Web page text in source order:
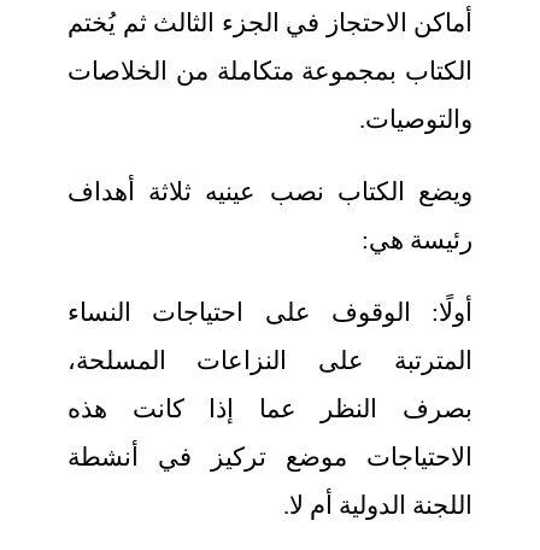
أماكن الاحتجاز في الجزء الثالث ثم يُختم
الكتاب بمجموعة متكاملة من الخلاصات
والتوصيات.
ويضع الكتاب نصب عينيه ثلاثة أهداف
رئيسة هي:
أولًا: الوقوف على احتياجات النساء
المترتبة على النزاعات المسلحة،
بصرف النظر عما إذا كانت هذه
الاحتياجات موضع تركيز في أنشطة
اللجنة الدولية أم لا.